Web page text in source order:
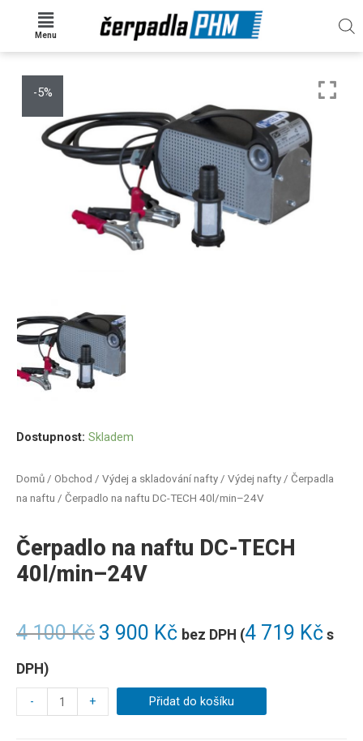
Menu
-5%
Domů / Obchod / Výdej a skladování nafty / Výdej nafty / Čerpadla
na naftu / Čerpadlo na naftu DC-TECH 40l/min–24V
Čerpadlo na naftu DC-TECH
40l/min–24V
4 100Kč 3 900 Kč bez DPH (4 719 Kč s
DPH)
Dostupnost: Skladem
- + Přidat do košíku